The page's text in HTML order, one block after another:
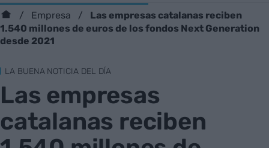
Empresa
Las empresas catalanas reciben
1.540 millones de euros de los fondos Next Generation
desde 2021
LA BUENA NOTICIA DEL DÍA
Las empresas
catalanas reciben